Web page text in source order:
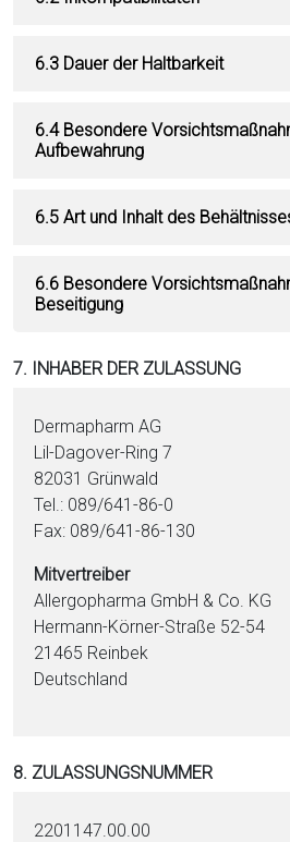
6.3 Dauer der Haltbarkeit
6.4 Besondere
Aufbewahrung
6.5 Art und Inhalt des
6.6 Besondere
Beseitigung
7. INHABER DER ZULASSUNG
Dermapharm AG
Lil-Dagover-Ring 7
82031 Grünwald
Tel.: 089/641-86-0
Fax: 089/641-86-130
Mitvertreiber
Allergopharma GmbH & Co. KG
Hermann-Körner-Straße 52-54
21465 Reinbek
Deutschland
8. ZULASSUNGSNUMMER
2201147.00.00